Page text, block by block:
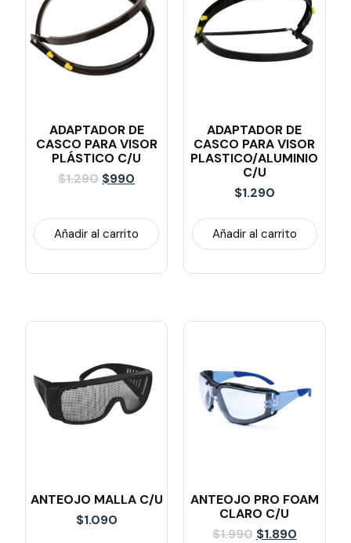
ADAPTADOR DE
CASCO PARA VISOR
PLÁSTICO C/u
$1.290 $990
Añadir al carrito
ADAPTADOR DE
CASCO PARA VISOR
PLASTICO/ALUMINIO
C/u
$1.290
Añadir al carrito
ANTEOJO MALLA C/U
$1.090
ANTEOJO PRO FOAM
CLARO C/u
$1.990 $1.890